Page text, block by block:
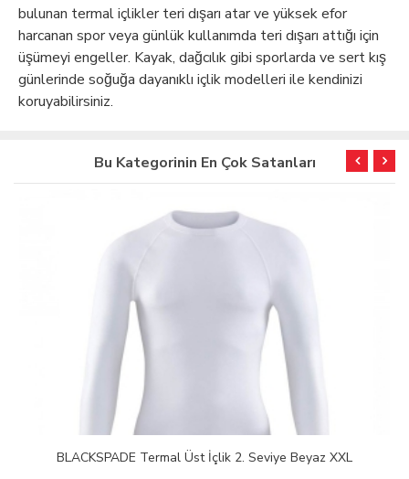
bulunan termal içlikler teri dışarı atar ve yüksek efor
harcanan spor veya günlük kullanımda teri dışarı attığı için
üşümeyi engeller. Kayak, dağcılık gibi sporlarda ve sert kış
günlerinde soğuğa dayanıklı içlik modelleri ile kendinizi
koruyabilirsiniz.
Bu Kategorinin En Çok Satanları
BLACKSPADE Termal Üst İçlik 2. Seviye Beyaz XXL